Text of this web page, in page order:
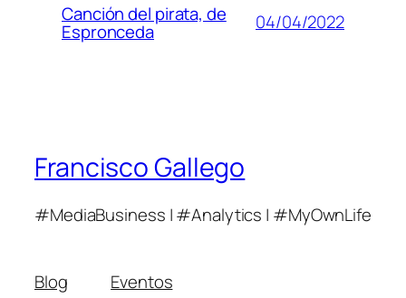
Canción del pirata, de
Espronceda 04/04/2022
Francisco Gallego
#MediaBusiness | #Analytics | #MyOwnLife
Blog
Eventos